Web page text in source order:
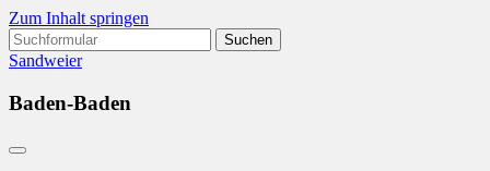
Zum Inhalt springen
Suchen
nach:
Sandweier
Baden-Baden